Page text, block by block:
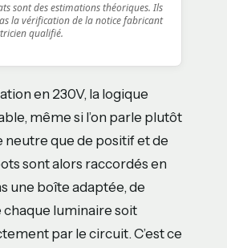
sont des estimations théoriques. Ils
la vérification de la notice fabricant
qualifié.
en 230V, la logique
même si l’on parle plutôt
neutre que de positif et de
sont alors raccordés en
une boîte adaptée, de
chaque luminaire soit
par le circuit. C’est ce